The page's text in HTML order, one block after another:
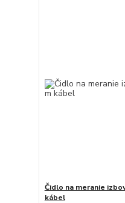
Čidlo na meranie
kábel